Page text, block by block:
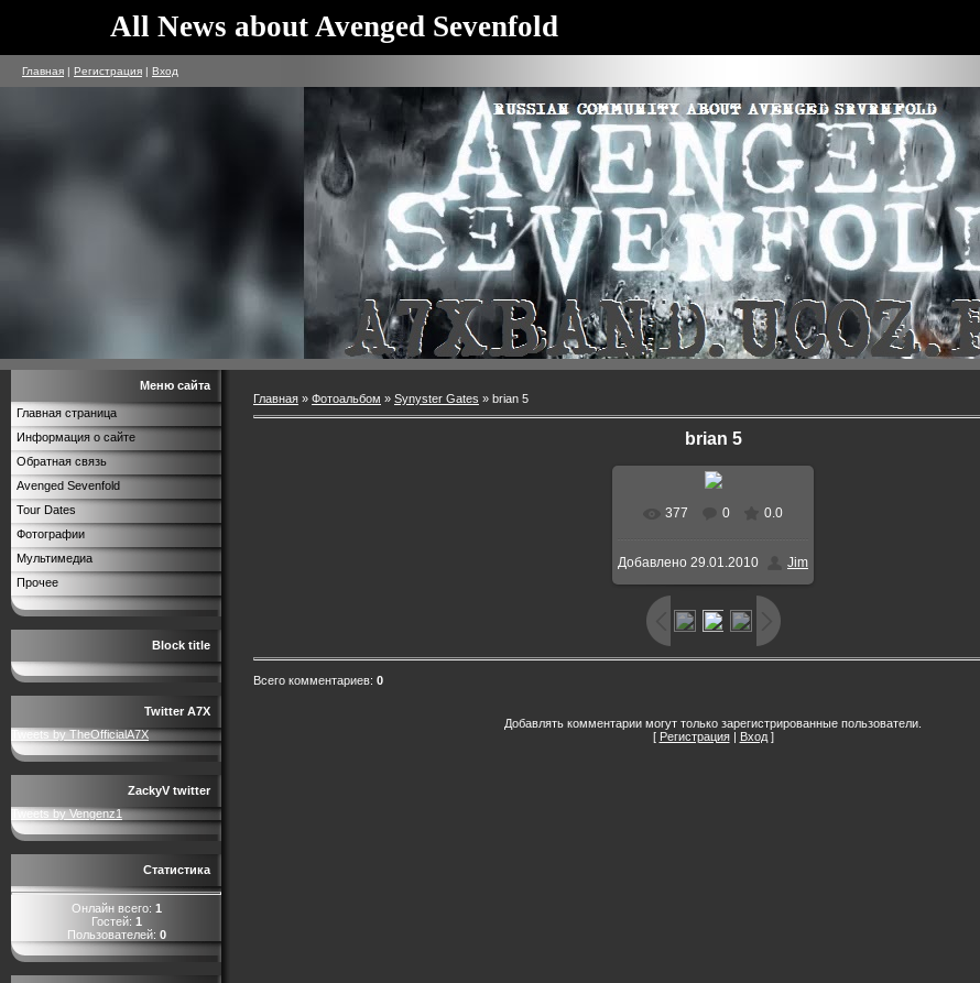
All News about Avenged Sevenfold
Главная | Регистрация | Вход
Меню сайта
Главная страница
Информация о сайте
Обратная связь
Avenged Sevenfold
Tour Dates
Фотографии
Мультимедиа
Прочее
Block title
Twitter A7X
Tweets by TheOfficialA7X
ZackyV twitter
Tweets by Vengenz1
Статистика
Онлайн всего: 1
Гостей: 1
Пользователей: 0
Главная » Фотоальбом » Synyster Gates » brian 5
brian 5
377 0 0.0
Добавлено 29.01.2010 Jim
Всего комментариев: 0
Добавлять комментарии могут только зарегистрированные пользователи.
[ Регистрация| Вход]